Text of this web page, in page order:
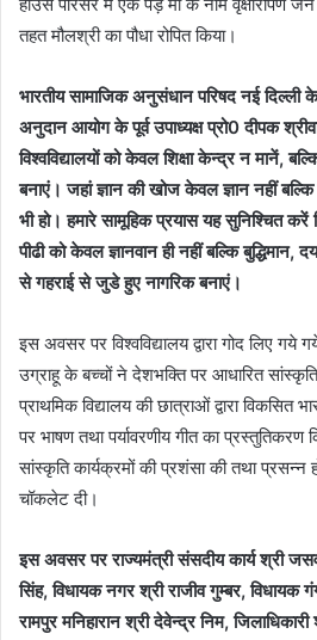
तहत मौलश्री का पौधा रोपित किया।
भारतीय सामाजिक अनुसंधान परिषद नई दिल्ली के
अनुदान आयोग के पूर्व उपाध्यक्ष प्रो0 दीपक
विश्वविद्यालयों को केवल शिक्षा केन्द्र न मानें,
बनाएं। जहां ज्ञान की खोज केवल ज्ञान नहीं
भी हो। हमारे सामूहिक प्रयास यह सुनिश्चित करें
पीढी को केवल ज्ञानवान ही नहीं बल्कि
से गहराई से जुडे हुए नागरिक बनाएं।
इस अवसर पर विश्वविद्यालय द्वारा गोद लिए गये
उग्राहू के बच्चों ने देशभक्ति पर आधारित
प्राथमिक विद्यालय की छात्राओं द्वारा विकसित
पर भाषण तथा पर्यावरणीय गीत का प्रस्तुतिकरण
सांस्कृति कार्यक्रमों की प्रशंसा की तथा प्रसन्न
चॉकलेट दी।
इस अवसर पर राज्यमंत्री संसदीय कार्य श्री
सिंह, विधायक नगर श्री राजीव गुम्बर, विधायक
रामपुर मनिहारान श्री देवेन्द्र निम,